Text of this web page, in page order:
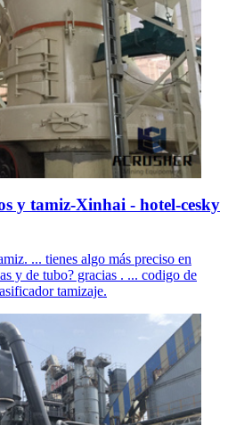
y tamiz-Xinhai - hotel-cesky
... tienes algo más preciso en
y de tubo? gracias . ... codigo de
tamizaje.